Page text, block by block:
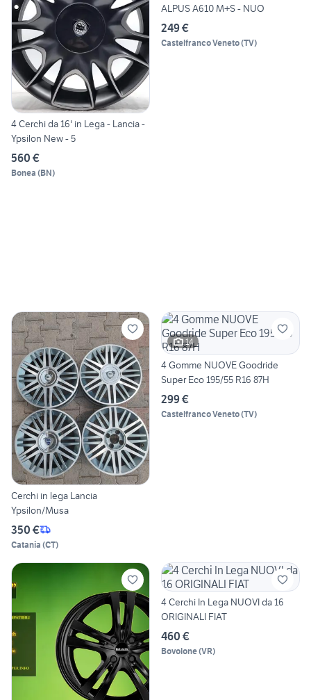
4 Cerchi da 16' in Lega - Lancia -
Ypsilon New - 5
560 €
Bonea (BN)
ALPUS A610 M+S - NUO
249 €
Castelfranco Veneto(TV)
Cerchi in lega Lancia
Ypsilon/Musa
350 €
Catania (CT)
14
4 Gomme NUOVE Goodride
Super Eco 195/55 R16 87H
299 €
Castelfranco Veneto(TV)
4 Cerchi In Lega NUOVI da 16
ORIGINALI FIAT
460 €
Bovolone(VR)